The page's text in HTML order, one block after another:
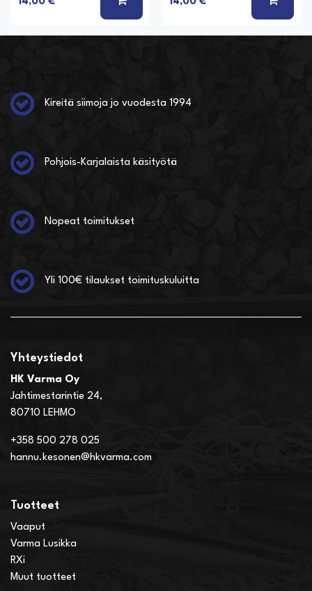
Kireitä siimoja jo vuodesta 1994
Pohjois-Karjalaista käsityötä
Nopeat toimitukset
Yli 100€ tilaukset toimituskuluitta
Yhteystiedot
HK Varma Oy
Jahtimestarintie 24,
80710 LEHMO
+358 500 278 025
hannu.kesonen@hkvarma.com
Tuotteet
Vaaput
Varma Lusikka
RXi
Muut tuotteet